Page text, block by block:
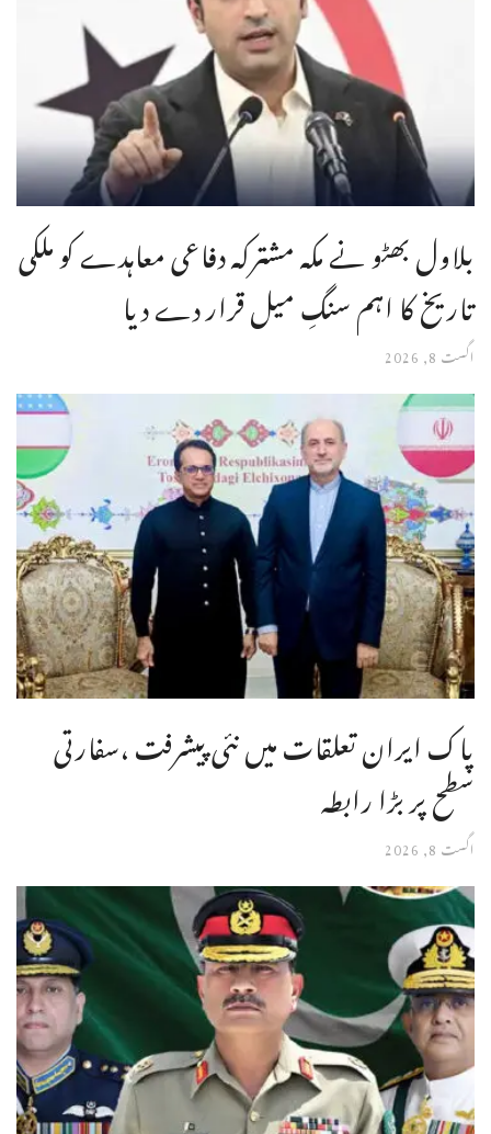
بلاول بھٹو نے مکہ مشترکہ دفاعی معاہدے کو ملکی
تاریخ کا اہم سنگِ میل قرار دے دیا
اگست 8, 2026
پاک ایران تعلقات میں نئی پیشرفت ،سفارتی
سطح پر بڑا رابطہ
اگست 8, 2026